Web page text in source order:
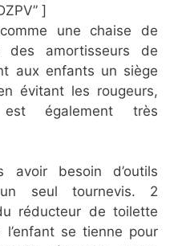
]
une chaise de
des amortisseurs de
aux enfants un siège
évitant les rougeurs,
également très
avoir besoin d’outils
un seul tournevis. 2
réducteur de toilette
se tienne pour